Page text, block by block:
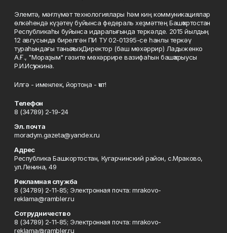
Элемтә, мәғлүмәт технологиялары һәм киң коммуникациялар
өлкәһендә күҙәтеү буйынса федераль хеҙмәттең Башҡортостан
Республикаһы буйынса идаралығында теркәлде. 2015 йылдың
12 авгусында бирелгән ПИ ТУ 02-01395-се һанлы теркәү
тураһындағы таныҡлыҡ. Директор (баш мөхәррир) Ладыженко
А.Ғ., "Мораҙым" гәзите мөхәррире вазифаһын башҡарыусы
Р.И.Исҡужина.
Илгә - именлек, йортоңа - ҡот!
Телефон
8 (34789) 2-19-24
Эл. почта
moradym.gazeta@yandex.ru
Адрес
Республика Башкортостан, Кугарчинский район, с.Мраково,
ул.Ленина, 49
Рекламная служба
8 (34789) 2-11-85; Электронная почта: mrakovo-
reklama@rambler.ru
Сотрудничество
8 (34789) 2-11-85; Электронная почта: mrakovo-
reklama@rambler.ru